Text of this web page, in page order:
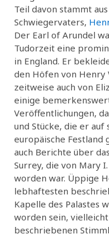
Teil davon stammt
Schwiegervaters,
Der Earl of Arundel
Tudorzeit eine
in England. Er
den Höfen von Henry
zeitweise auch von
einige
Veröffentlichungen,
und Stücke, die er auf
europäische
auch Berichte über
Surrey, die von Mary
worden war. Üppige
lebhaftesten
Kapelle des Palastes
worden sein,
beschriebenen